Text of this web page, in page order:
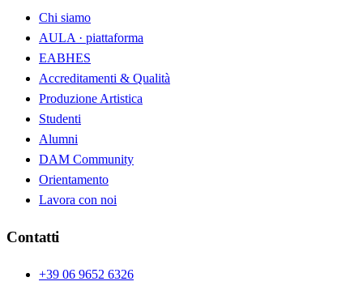
Chi siamo
AULA · piattaforma
EABHES
Accreditamenti & Qualità
Produzione Artistica
Studenti
Alumni
DAM Community
Orientamento
Lavora con noi
Contatti
+39 06 9652 6326